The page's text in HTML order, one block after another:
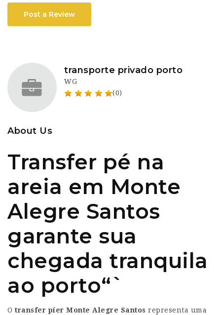
Post a Review
transporte privado porto
WG
(0)
About Us
Transfer pé na
areia em Monte
Alegre Santos
garante sua
chegada tranquila
ao porto“`
O transfer píer Monte Alegre Santos representa uma